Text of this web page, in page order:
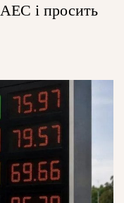
і просить